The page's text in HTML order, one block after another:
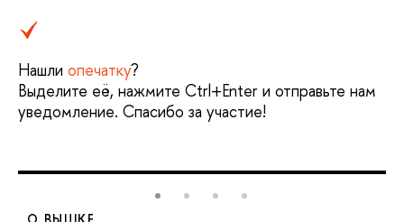
Нашли опечатку?
Выделите её, нажмите Ctrl+Enter и отправьте нам
уведомление. Спасибо за участие!